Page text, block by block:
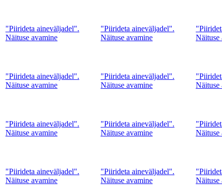
"Piirideta aineväljadel".
Näituse avamine
"Piirideta aineväljadel".
Näituse avamine
Näituse
"Piirideta aineväljadel".
Näituse avamine
"Piirideta aineväljadel".
Näituse avamine
Näituse
"Piirideta aineväljadel".
Näituse avamine
"Piirideta aineväljadel".
Näituse avamine
Näituse
"Piirideta aineväljadel".
Näituse avamine
"Piirideta aineväljadel".
Näituse avamine
Näituse